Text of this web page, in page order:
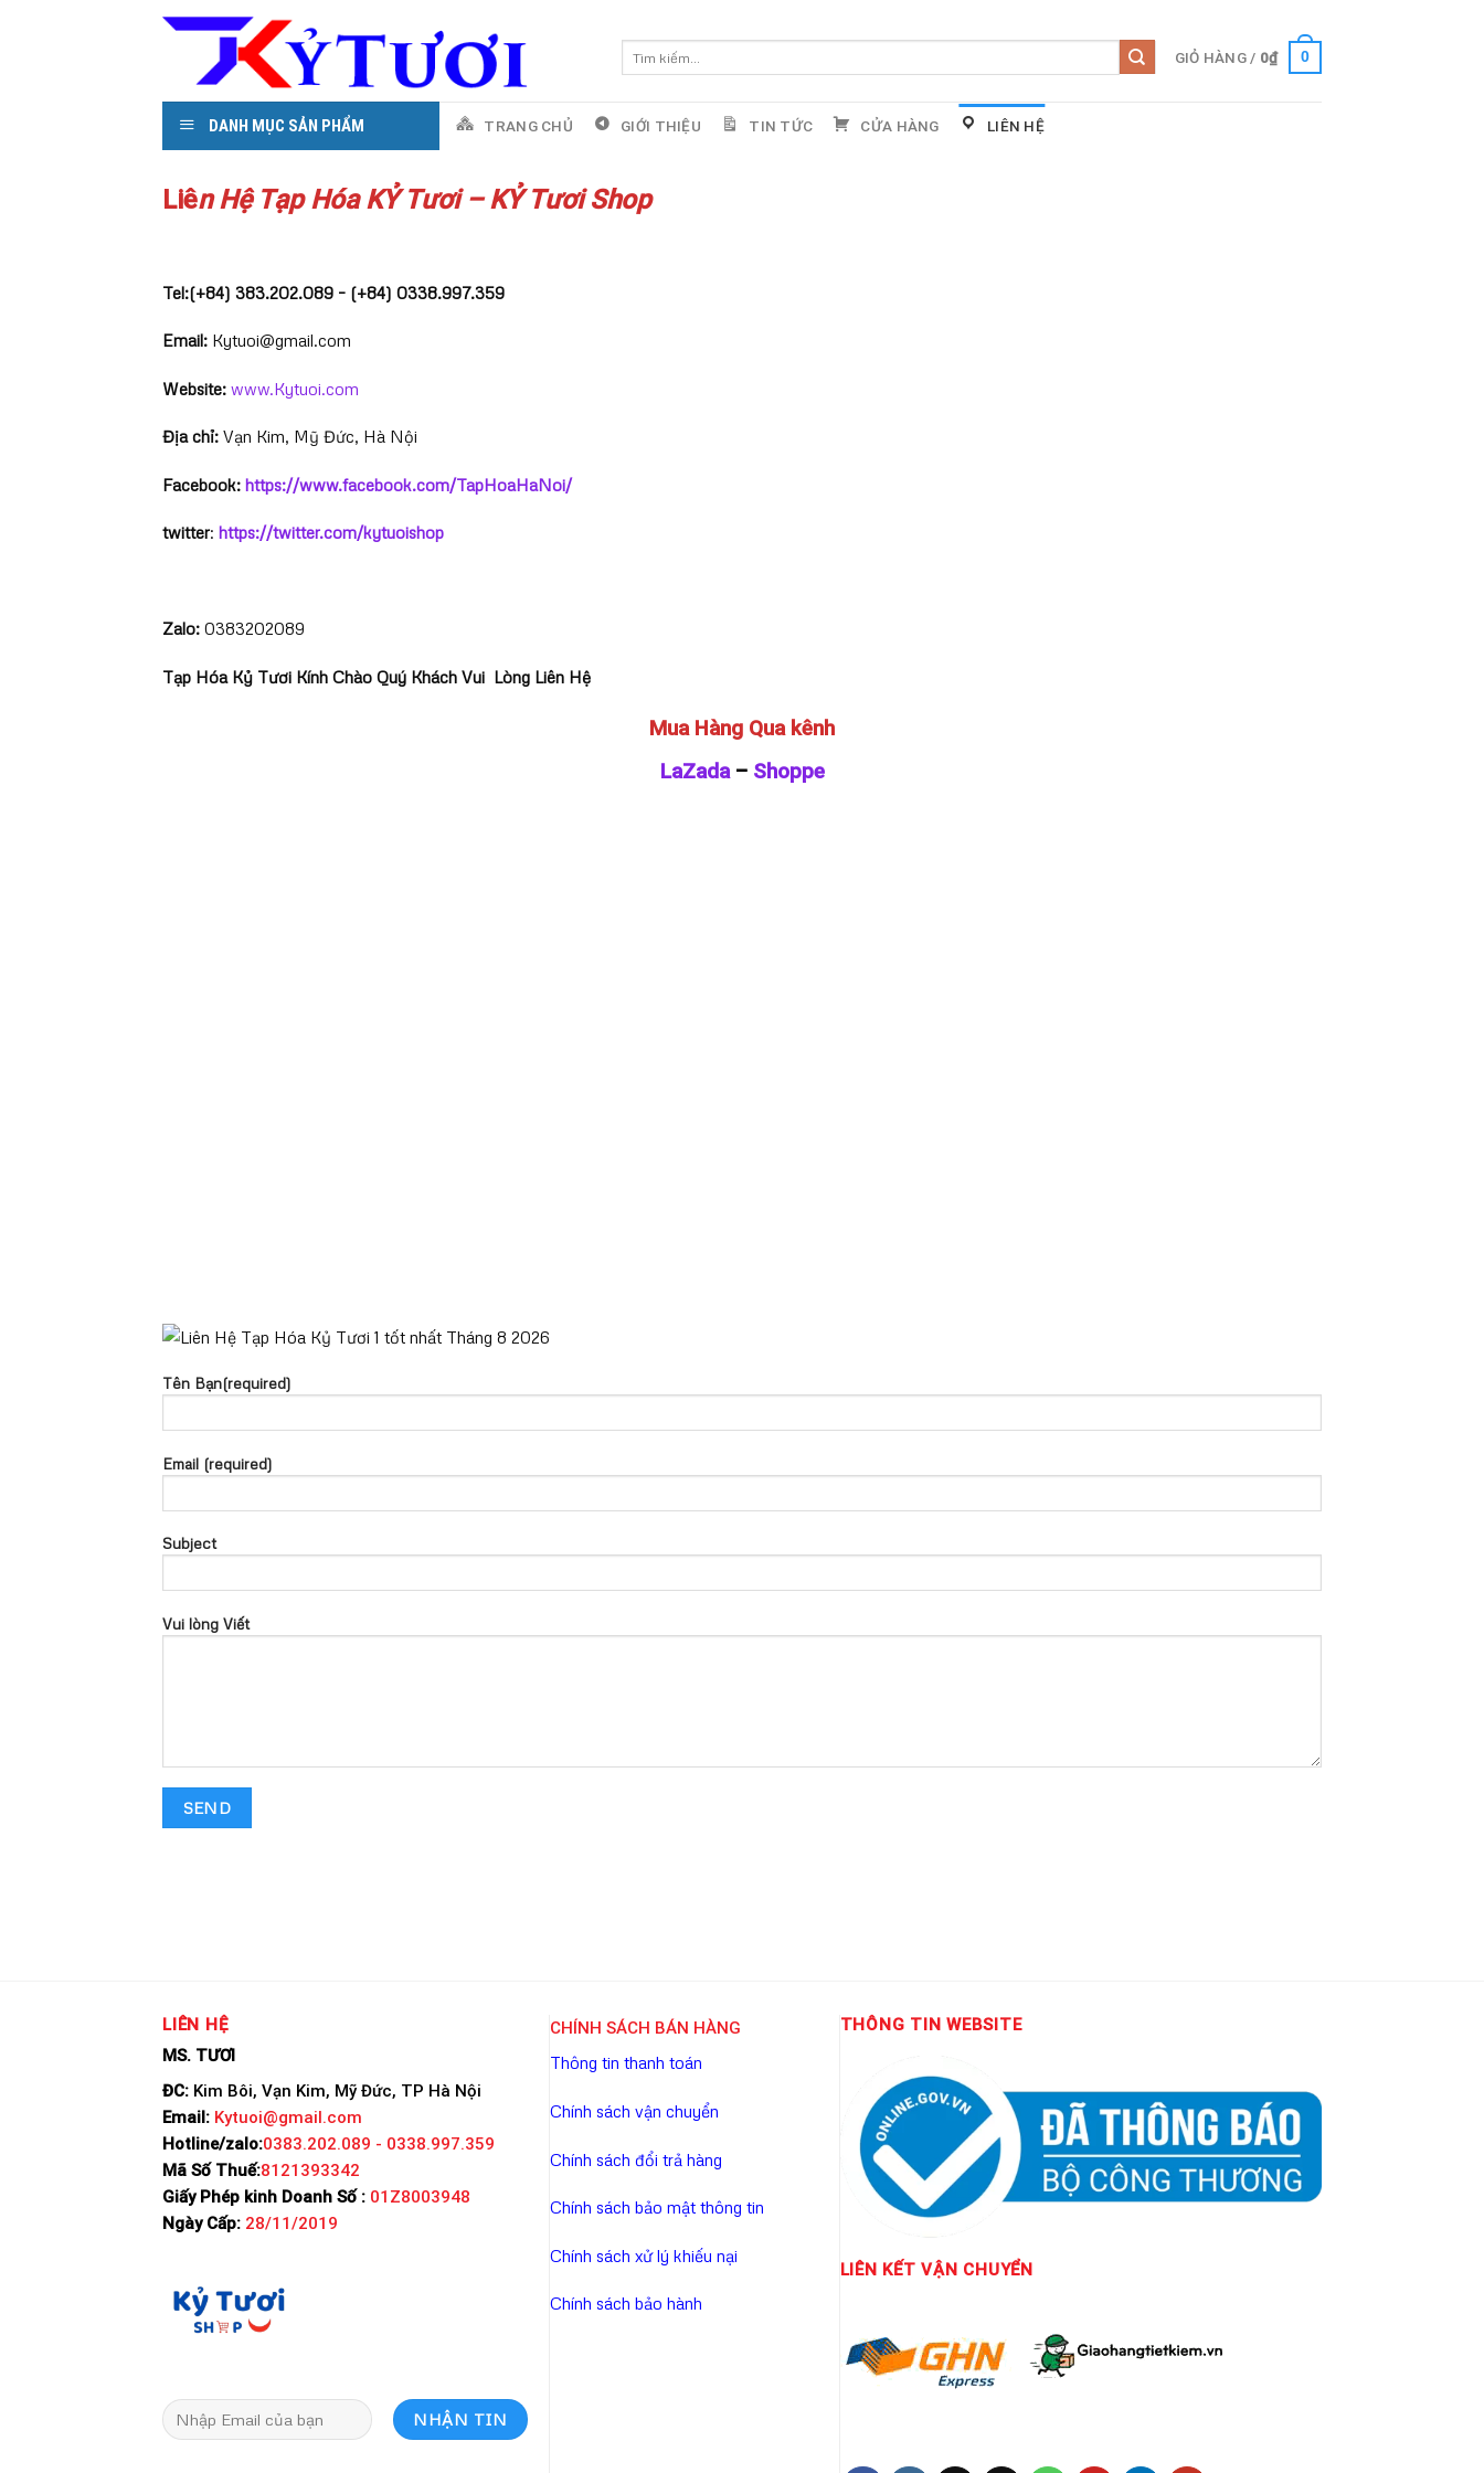
kiếm:
GIỎ HÀNG / 0₫ 0
DANH MỤC SẢN PHẨM TRANG CHỦ GIỚI THIỆU TIN TỨC CỬA HÀNG LIÊN HỆ
Liên Hệ Tạp Hóa KỶ Tươi –KỶ Tươi Shop
Tel:(+84) 383.202.089 – (+84) 0338.997.359
Email: Kytuoi@gmail.com
Website: www.Kytuoi.com
Địa chỉ: Vạn Kim, Mỹ Đức, Hà Nội
Facebook: https://www.facebook.com/TapHoaHaNoi/
twitter: https://twitter.com/kytuoishop
Zalo: 0383202089
Tạp Hóa Kỷ Tươi Kính Chào Quý Khách Vui Lòng Liên Hệ
Mua Hàng Qua kênh
LaZada– Shoppe
Tên Bạn(required)
Email (required)
Subject
Vui lòng Viết
LIÊN HỆ
MS. TƯƠI
ĐC: Kim Bôi, Vạn Kim, Mỹ Đức, TP Hà Nội
Email: Kytuoi@gmail.com
Hotline/zalo:0383.202.089 - 0338.997.359
Mã Số Thuế:8121393342
Giấy Phép kinh Doanh Số : 01Z8003948
Ngày Cấp: 28/11/2019
CHÍNH SÁCH BÁN HÀNG
Thông tin thanh toán
Chính sách vận chuyển
Chính sách đổi trả hàng
Chính sách bảo mật thông tin
Chính sách xử lý khiếu nại
Chính sách bảo hành
THÔNG TIN WEBSITE
LIÊN KẾTVẬN CHUYỂN